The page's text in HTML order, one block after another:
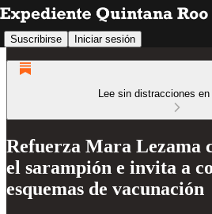
Suscribirse Iniciar sesión
Lee sin distracciones
Refuerza Mara Lezama
el sarampión e invita a
esquemas de vacunación